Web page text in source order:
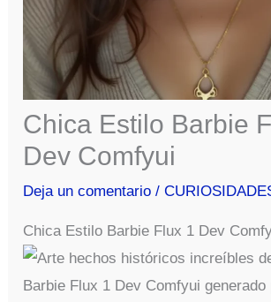
Chica Estilo Barbie
Dev Comfyui
Deja un comentario /
Chica Estilo Barbie Flux 1 Dev